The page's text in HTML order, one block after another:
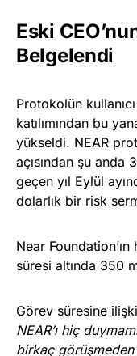
Eski
Belgelendi
Protokolün
katılımından bu
yükseldi. NEAR
açısından şu anda
geçen yıl Eylül
dolarlık bir risk
Near
süresi altında 350
Görev süresine
NEAR’ı hiç
birkaç görüşmeden